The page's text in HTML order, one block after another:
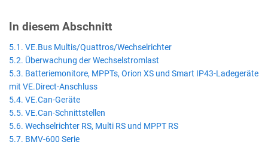
In diesem Abschnitt
5.1. VE.Bus Multis/Quattros/Wechselrichter
5.2. Überwachung der Wechselstromlast
5.3. Batteriemonitore, MPPTs, Orion XS und Smart IP43-Ladegeräte
mit VE.Direct-Anschluss
5.4. VE.Can-Geräte
5.5. VE.Can-Schnittstellen
5.6. Wechselrichter RS, Multi RS und MPPT RS
5.7. BMV-600 Serie